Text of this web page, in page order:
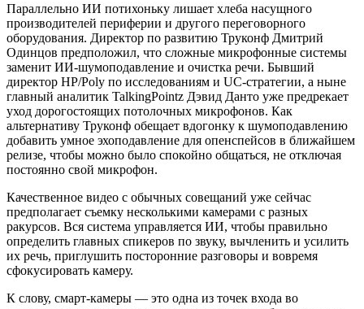
Параллельно ИИ потихоньку лишает хлеба насущного
производителей периферии и другого переговорного
оборудования. Директор по развитию Труконф Дмитрий
Одинцов предположил, что сложные микрофонные системы
заменит ИИ-шумоподавление и очистка речи. Бывший
директор HP/Poly по исследованиям и UC-стратегии, а ныне
главный аналитик TalkingPointz Дэвид Данто уже предрекает
уход дорогостоящих потолочных микрофонов. Как
альтернативу Труконф обещает вдогонку к шумоподавлению
добавить умное эхоподавление для опенспейсов в ближайшем
релизе, чтобы можно было спокойно общаться, не отключая
постоянно свой микрофон.
Качественное видео с обычных совещаний уже сейчас
предполагает съемку несколькими камерами с разных
ракурсов. Вся система управляется ИИ, чтобы правильно
определить главных спикеров по звуку, вычленить и усилить
их речь, приглушить посторонние разговоры и вовремя
сфокусировать камеру.
К слову, смарт-камеры — это одна из точек входа во